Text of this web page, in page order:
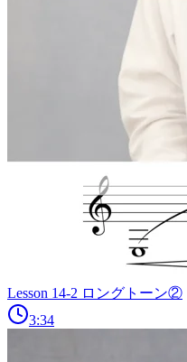
Lesson 14-2 ロングトーン②
3:34